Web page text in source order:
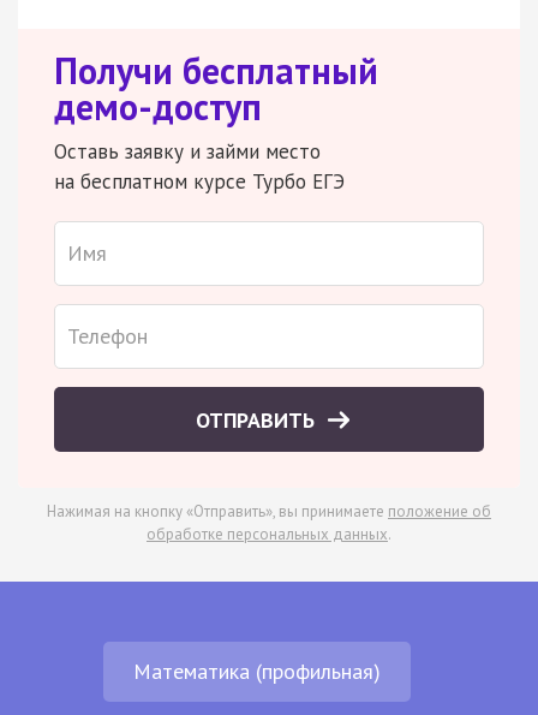
Получи бесплатный
демо-доступ
Оставь заявку и займи место
на бесплатном курсе Турбо ЕГЭ
ОТПРАВИТЬ
Нажимая на кнопку «Отправить», вы принимаете положение об
обработке персональных данных.
Математика (профильная)